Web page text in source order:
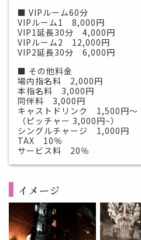
■ VIPルーム60分
VIPルーム1 8,000円
VIP1延長30分 4,000円
VIPルーム2 12,000円
VIP2延長30分 6,000円
■ その他料金
場内指名料 2,000円
本指名料 3,000円
同伴料 3,000円
キャストドリンク 1,500円～
（ピッチャー 3,000円~）
シングルチャージ 1,000円
TAX 10％
サービス料 20％
イメージ